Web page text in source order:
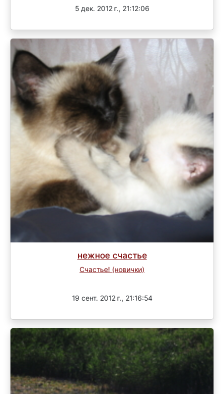
5 дек. 2012 г., 21:12:06
нежное счастье
Счастье! (новички)
19 сент. 2012 г., 21:16:54